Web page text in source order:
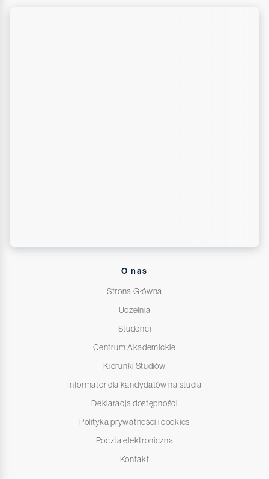
O nas
Strona Główna
Uczelnia
Studenci
Centrum Akademickie
Kierunki Studiów
Informator dla kandydatów na studia
Deklaracja dostępności
Polityka prywatności i cookies
Poczta elektroniczna
Kontakt